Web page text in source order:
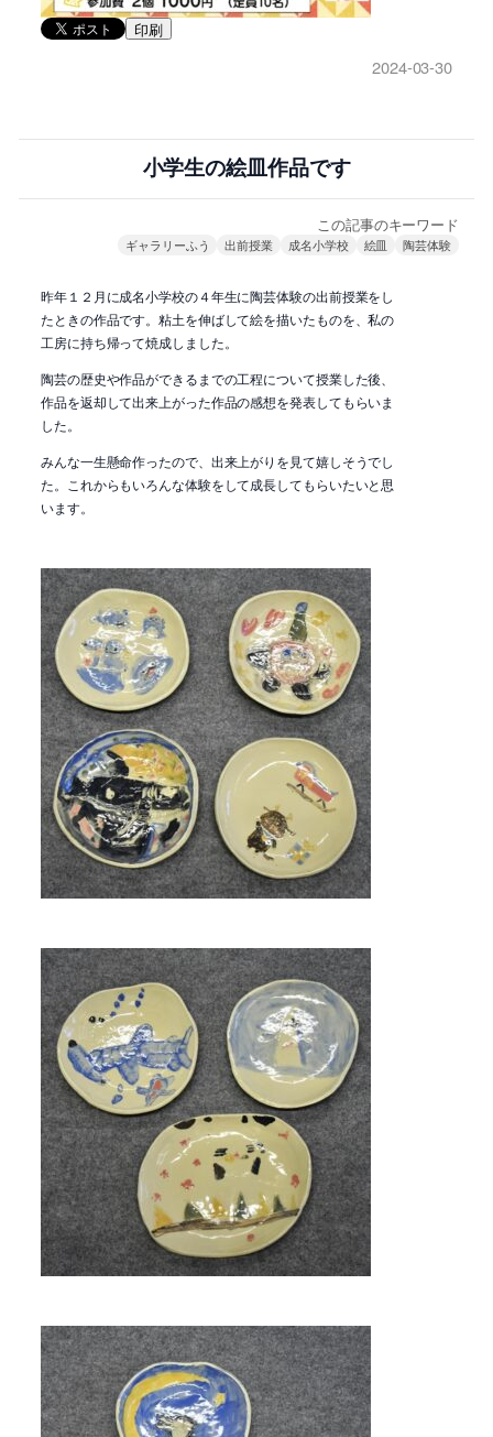
印刷
2024-03-30
小学生の絵皿作品です
この記事のキーワード
ギャラリーふう 出前授業 成名小学校 絵皿 陶芸体験
昨年１２月に成名小学校の４年生に陶芸体験の出前授業をし
たときの作品です。粘土を伸ばして絵を描いたものを、私の
工房に持ち帰って焼成しました。
陶芸の歴史や作品ができるまでの工程について授業した後、
作品を返却して出来上がった作品の感想を発表してもらいま
した。
みんな一生懸命作ったので、出来上がりを見て嬉しそうでし
た。これからもいろんな体験をして成長してもらいたいと思
います。